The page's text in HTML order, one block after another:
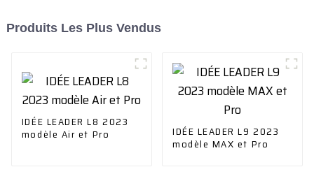
Produits Les Plus Vendus
IDÉE LEADER L8 2023
modèle Air et Pro
IDÉE LEADER L9 2023
modèle MAX et Pro